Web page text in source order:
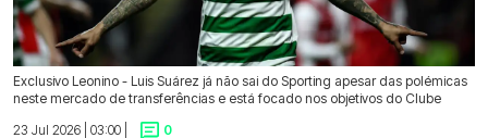
Exclusivo Leonino - Luis Suárez já não sai do Sporting apesar das polémicas
neste mercado de transferências e está focado nos objetivos do Clube
23 Jul 2026 | 03:00 |
0